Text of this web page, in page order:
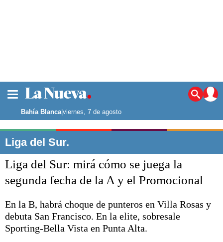
Noticias
La ciudad
Punta Alta
El mundo
Seguridad
Opinión
Deportes
Escenario Olímpico
Liga del Sur
Básquetbol
Bahía Blanca|viernes, 7 de agosto
Liga del Sur.
Liga del Sur: mirá cómo se juega la
segunda fecha de la A y el Promocional
En la B, habrá choque de punteros en Villa Rosas y
debuta San Francisco. En la elite, sobresale
Sporting-Bella Vista en Punta Alta.